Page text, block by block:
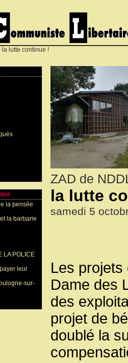
la lutte continue !
ZAD de
la lutte
samedi 5
Les projets
Dame des
des
projet de
doublé la
la pensée
la barbarie
LA POLICE
leur
sur-